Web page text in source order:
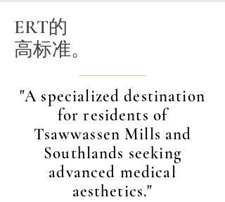
ERT的
高标准。
"A specialized destination
for residents of
Tsawwassen Mills and
Southlands seeking
advanced medical
aesthetics."